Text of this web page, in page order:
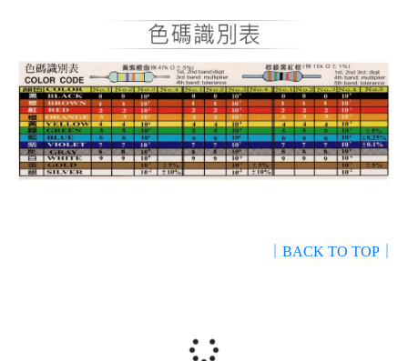
｜BACK TO TOP｜